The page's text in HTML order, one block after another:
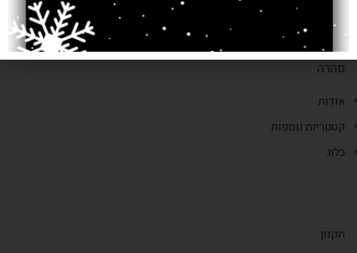
דוא"ל:
saharacarpts@gmail.com
סהרה
אודות
קטגוריות נוספות
בלוג
תקנון